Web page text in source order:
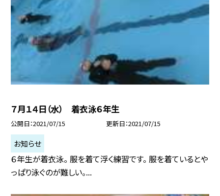
７月１４日（水） 着衣泳６年生
公開日 2021/07/15 更新日 2021/07/15
お知らせ
６年生が着衣泳。 服を着て浮く練習です。 服を着ているとや
っぱり泳ぐのが難しい。...